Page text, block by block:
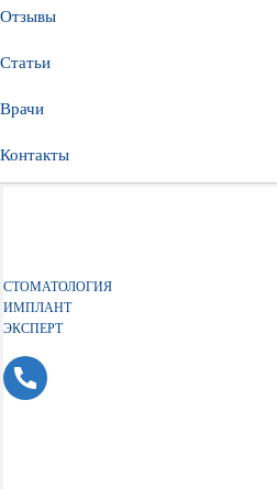
Отзывы
Статьи
Врачи
Контакты
СТОМАТОЛОГИЯ
ИМПЛАНТ
ЭКСПЕРТ